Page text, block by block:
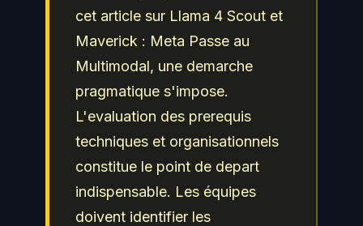
cet article sur Llama 4 Scout et
Maverick : Meta Passe au
Multimodal, une demarche
pragmatique s'impose.
L'evaluation des prerequis
techniques et organisationnels
constitue le point de depart
indispensable. Les équipes
doivent identifier les